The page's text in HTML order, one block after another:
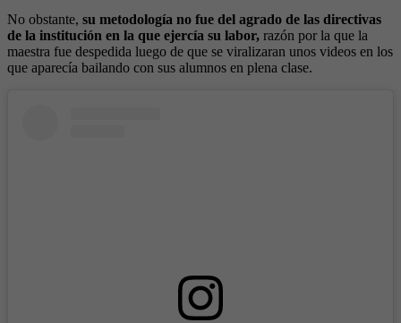
No obstante, su metodología no fue del agrado de las directivas
de la institución en la que ejercía su labor, razón por la que la
maestra fue despedida luego de que se viralizaran unos videos en los
que aparecía bailando con sus alumnos en plena clase.